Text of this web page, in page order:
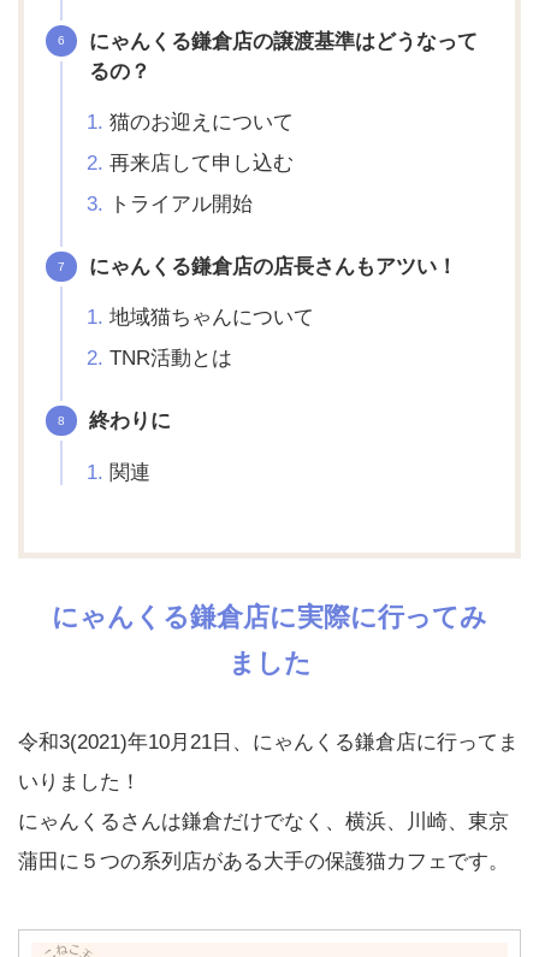
にゃんくる鎌倉店の譲渡基準はどうなって
るの？
猫のお迎えについて
再来店して申し込む
トライアル開始
にゃんくる鎌倉店の店長さんもアツい！
地域猫ちゃんについて
TNR活動とは
終わりに
関連
にゃんくる鎌倉店に実際に行ってみ
ました
令和3(2021)年10月21日、にゃんくる鎌倉店に行ってま
いりました！
にゃんくるさんは鎌倉だけでなく、横浜、川崎、東京
蒲田に５つの系列店がある大手の保護猫カフェです。